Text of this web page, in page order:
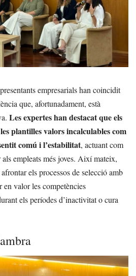
empresarials han coincidit
que, afortunadament, està
Les expertes han destacat que els
plantilles valors incalculables com
comú i l’estabilitat, actuant com
empleats més joves. Així mateix,
els processos de selecció amb
en valor les competències
els períodes d’inactivitat o cura